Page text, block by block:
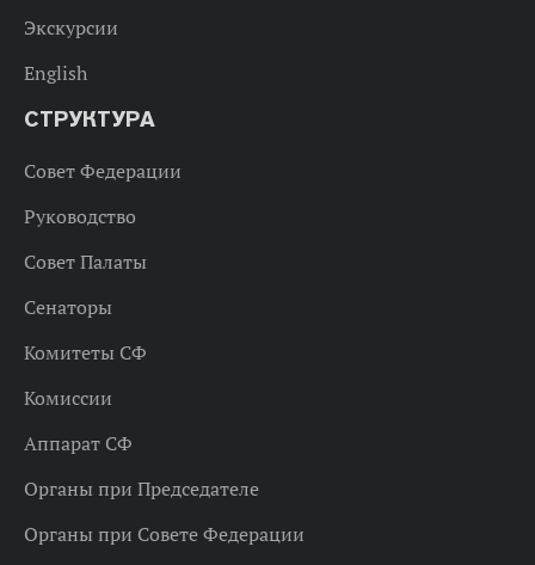
Экскурсии
English
СТРУКТУРА
Совет Федерации
Руководство
Совет Палаты
Сенаторы
Комитеты СФ
Комиссии
Аппарат СФ
Органы при Председателе
Органы при Совете Федерации